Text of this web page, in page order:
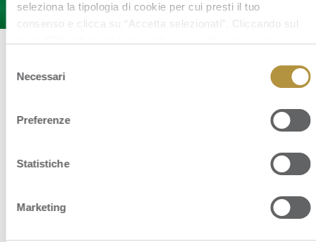
seleziona la tipologia di cookie per cui presti il tuo
consenso e clicca su “Accetta selezionati”. Cliccando sul
Se vuoi saperne di più clicca
per accedere alla cookie
delNecessari
Preferenze
Statistiche
Marketing
BILANCI, RELAZIONI E PRESENTAZIONI
ANNO 2026 – 3 mesi terminati il 31 marzo
2026